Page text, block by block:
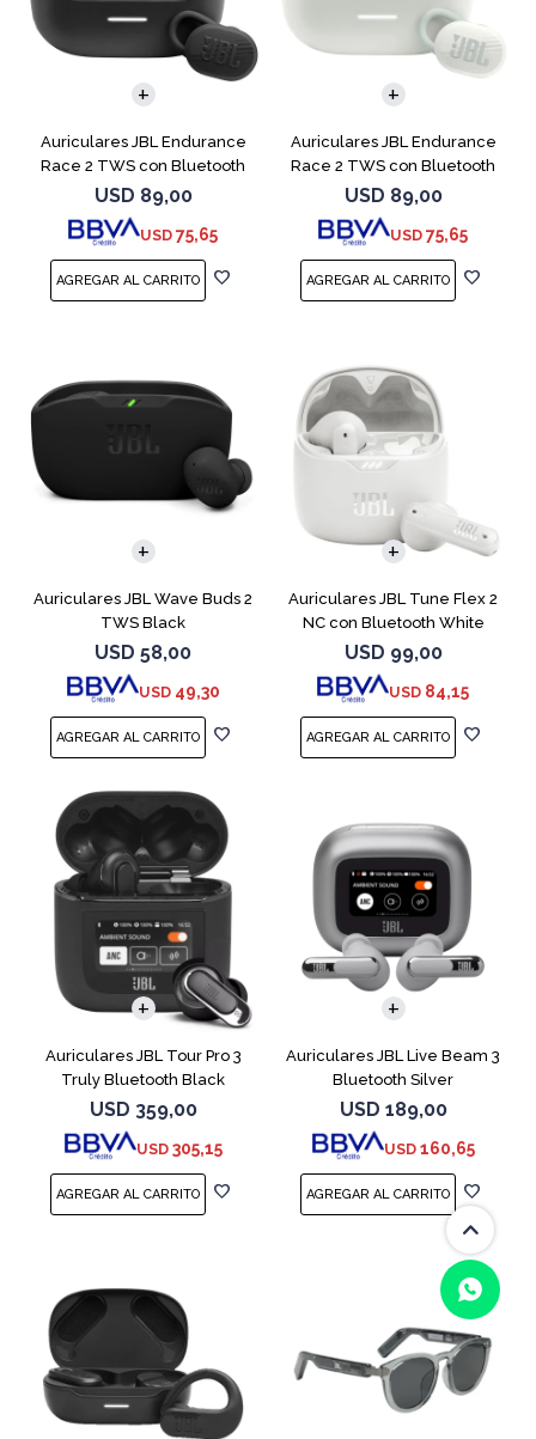
Auriculares JBL Endurance
Race 2 TWS con Bluetooth
Black
USD 89,00
USD 75,65
Auriculares JBL Endurance
Race 2 TWS con Bluetooth
White
USD 89,00
USD 75,65
Auriculares JBL Wave Buds 2
TWS Black
USD 58,00
USD 49,30
Auriculares JBL Tune Flex 2
NC con Bluetooth White
USD 99,00
USD 84,15
Auriculares JBL Tour Pro 3
Truly Bluetooth Black
USD 359,00
USD 305,15
Auriculares JBL Live Beam 3
Bluetooth Silver
USD 189,00
USD 160,65